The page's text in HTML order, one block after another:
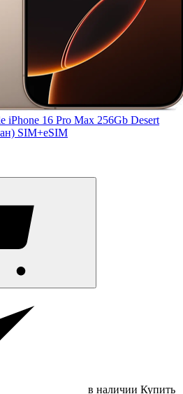
iPhone 16 Pro Max 256Gb Desert
SIM+eSIM
в наличии Купить